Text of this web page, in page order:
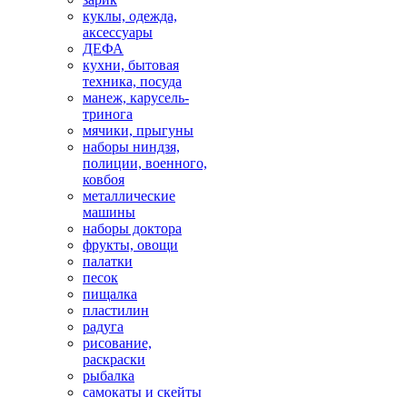
куклы, одежда,
аксессуары
ДЕФА
кухни, бытовая
техника, посуда
манеж, карусель-
тринога
мячики, прыгуны
наборы ниндзя,
полиции, военного,
ковбоя
металлические
машины
наборы доктора
фрукты, овощи
палатки
песок
пищалка
пластилин
радуга
рисование,
раскраски
рыбалка
самокаты и скейты